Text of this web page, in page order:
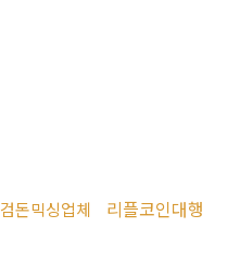
검돈믹싱업체
리플코인대행